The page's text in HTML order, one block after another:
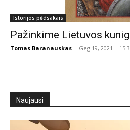
Istorijos pėdsakais
Pažinkime Lietuvos
Tomas Baranauskas - Geg 19, 2021 |
Naujausi